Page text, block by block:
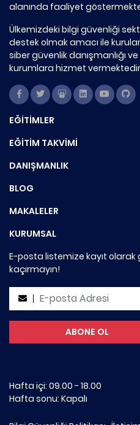
alanında faaliyet
Ülkemizdeki bilgi güvenliği
destek olmak amacı ile
siber güvenlik danışmanlığı
kurumlara hizmet
EĞİTİMLER
EĞİTİM TAKVİMİ
DANIŞMANLIK
BLOG
MAKALELER
KURUMSAL
E-posta listemize kayıt olarak
kaçırmayın!
Hafta içi: 09.00 - 18.00
Hafta sonu: Kapalı